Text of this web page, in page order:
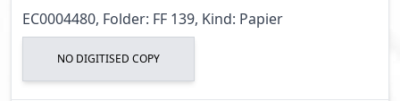
EC0004480, Folder: FF 139, Kind: Papier
NO DIGITISED COPY